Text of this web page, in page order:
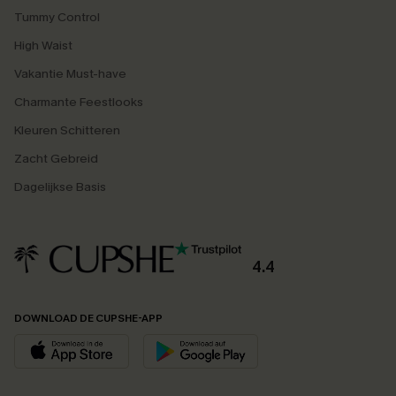
Tummy Control
High Waist
Vakantie Must-have
Charmante Feestlooks
Kleuren Schitteren
Zacht Gebreid
Dagelijkse Basis
4.4
DOWNLOAD DE CUPSHE-APP